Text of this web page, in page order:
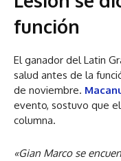
función
El ganador del Latin
salud antes de la
de noviembre.
evento, sostuvo que
columna.
«Gian Marco se